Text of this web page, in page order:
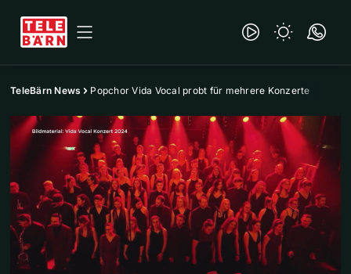
TeleBärn News Popchor Vida Vocal probt für mehrere Konzerte